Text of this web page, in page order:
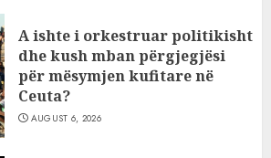
A ishte i orkestruar politikisht
dhe kush mban përgjegjësi
për mësymjen kufitare në
Ceuta?
AUGUST 6, 2026